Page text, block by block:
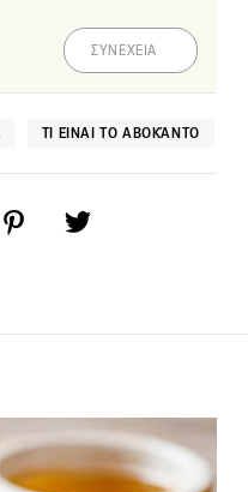
ΣΥΝΕΧΕΙΑ
ΤΙ ΕΊΝΑΙ ΤΟ ΑΒΟΚΆΝΤΟ